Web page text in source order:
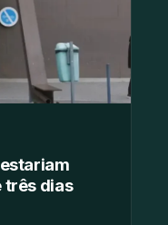
três dias